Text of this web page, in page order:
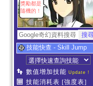
獎勵都是
隨機的！
技能快查 - Skill Jump
數值增加技能 Update !
技能消耗表 [強度表]